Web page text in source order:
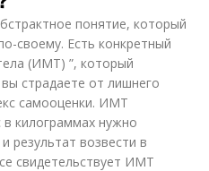
понятие, который
своему. Есть конкретный
(ИМТ) ”, который
страдаете от лишнего
самооценки. ИМТ
в килограммах нужно
результат возвести в
свидетельствует ИМТ